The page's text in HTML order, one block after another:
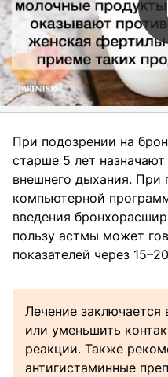
При подозрении на
старше 5 лет
внешнего дыхания.
компьютерной
введения
пользу астмы может
показателей через
Лечение
или уменьшить
реакции. Также
антигистаминные